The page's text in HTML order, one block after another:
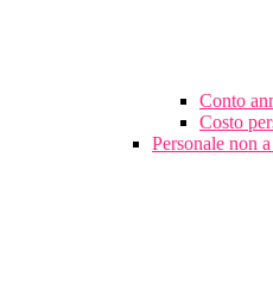
Conto
Costo
Personale non